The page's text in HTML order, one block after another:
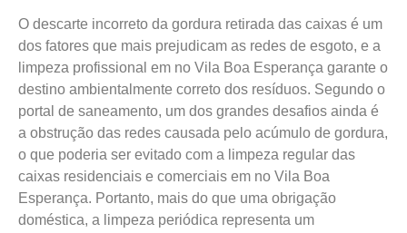
O descarte incorreto da gordura retirada das caixas é um
dos fatores que mais prejudicam as redes de esgoto, e a
limpeza profissional em no Vila Boa Esperança garante o
destino ambientalmente correto dos resíduos. Segundo o
portal de saneamento, um dos grandes desafios ainda é
a obstrução das redes causada pelo acúmulo de gordura,
o que poderia ser evitado com a limpeza regular das
caixas residenciais e comerciais em no Vila Boa
Esperança. Portanto, mais do que uma obrigação
doméstica, a limpeza periódica representa um